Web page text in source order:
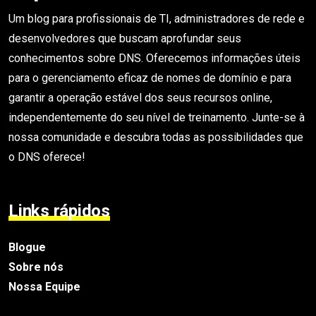
Um blog para profissionais de TI, administradores de rede e
desenvolvedores que buscam aprofundar seus
conhecimentos sobre DNS. Oferecemos informações úteis
para o gerenciamento eficaz de nomes de domínio e para
garantir a operação estável dos seus recursos online,
independentemente do seu nível de treinamento. Junte-se à
nossa comunidade e descubra todas as possibilidades que
o DNS oferece!
Links rápidos
Blogue
Sobre nós
Nossa Equipe